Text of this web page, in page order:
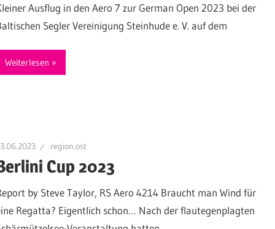
Ausflug in den Aero 7 zur German Open 2023 bei der
Segler Vereinigung Steinhude e. V. auf dem
Weiterlesen
region.ost
Cup 2023
by Steve Taylor, RS Aero 4214 Braucht man Wind für
Regatta? Eigentlich schon… Nach der flautegenplagten